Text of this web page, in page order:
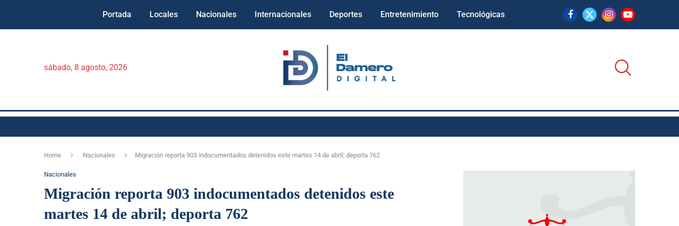
Portada Locales Nacionales Internacionales Deportes Entretenimiento Tecnológicas
sábado, 8 agosto, 2026
Home Nacionales Migración reporta 903 indocumentados detenidos este martes 14 de abril; deporta 762
Nacionales
Migración reporta 903 indocumentados detenidos este
martes 14 de abril; deporta 762